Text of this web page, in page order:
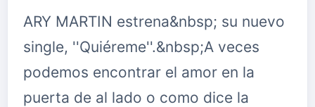
ARY MARTIN estrena&nbsp; su nuevo
single, ''Quiéreme''.&nbsp;A veces
podemos encontrar el amor en la
puerta de al lado o como dice la